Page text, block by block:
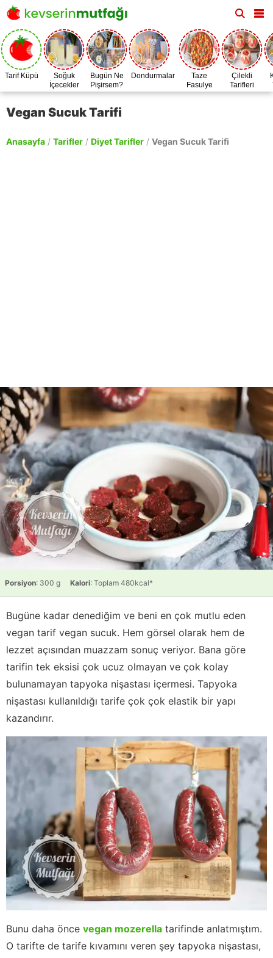
Tarif Küpü
Soğuk
İçecekler
Bugün Ne
Pişirsem?
Dondurmalar
Taze
Fasulye
Zamanı
Çilekli
Tarifleri
Vegan Sucuk Tarifi
Anasayfa / Tarifler / Diyet Tarifler / Vegan Sucuk Tarifi
Porsiyon: 300 g Kalori: Toplam 480kcal*
Bugüne kadar denediğim ve beni en çok mutlu eden
vegan tarif vegan sucuk. Hem görsel olarak hem de
lezzet açısından muazzam sonuç veriyor. Bana göre
tarifin tek eksisi çok ucuz olmayan ve çok kolay
bulunamayan tapyoka nişastası içermesi. Tapyoka
nişastası kullanıldığı tarife çok çok elastik bir yapı
kazandırır.
Bunu daha önce vegan mozerella tarifinde anlatmıştım.
O tarifte de tarife kıvamını veren şey tapyoka nişastası,